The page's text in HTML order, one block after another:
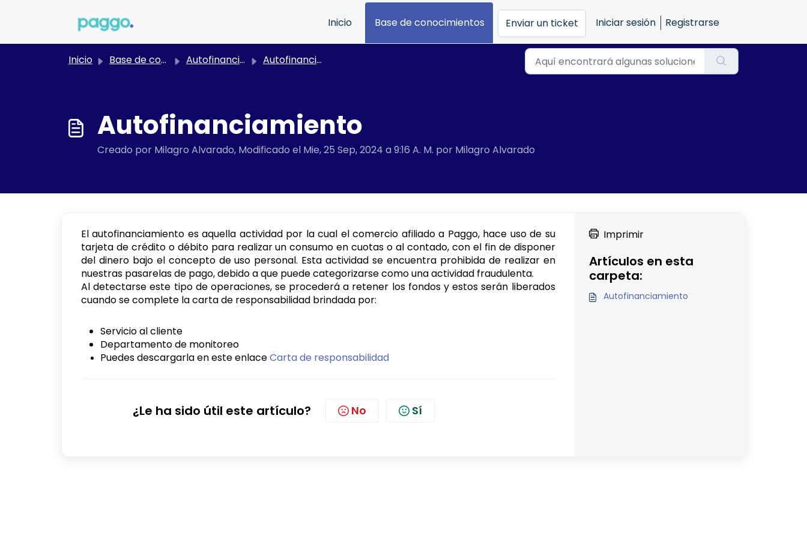
Inicio
Base de conocimientos Enviar un ticket Iniciar sesión Registrarse
Inicio Base de conocimientos Autofinanciamiento Autofinanciamiento
Autofinanciamiento
Creado por Milagro Alvarado, Modificado el Mie, 25 Sep, 2024 a 9:16 A. M. por Milagro Alvarado
El autofinanciamiento es aquella actividad por la cual el comercio afiliado a Paggo, hace uso de su
tarjeta de crédito o débito para realizar un consumo en cuotas o al contado, con el fin de disponer
del dinero bajo el concepto de uso personal. Esta actividad se encuentra prohibida de realizar en
nuestras pasarelas de pago, debido a que puede categorizarse como una actividad fraudulenta.
Al detectarse este tipo de operaciones, se procederá a retener los fondos y estos serán liberados
cuando se complete la carta de responsabilidad brindada por:
Servicio al cliente
Departamento de monitoreo
Puedes descargarla en este enlaceCarta de responsabilidad
¿Le ha sido útil este artículo? No Sí
Imprimir
Artículos en esta
carpeta:
Autofinanciamiento